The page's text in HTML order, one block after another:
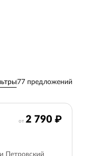
Метеоры в Петергоф
77 предложений
от 2 790 ₽
Петровский